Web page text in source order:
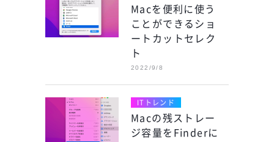
Macを便利に使う
ことができるショ
ートカットセレク
ト
2022/9/8
ITトレンド
Macの残ストレー
ジ容量をFinderに